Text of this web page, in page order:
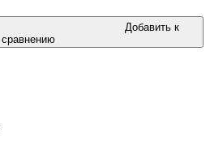
Добавить к
сравнению